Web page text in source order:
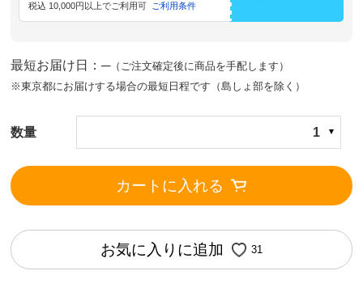
税込 10,000円以上でご利用可
ご利用条件
最短お届け日：─（ご注文確定後に商品を手配します）
※東京都にお届けする場合の最短日程です（島しょ部を除く）
数量 1
カートに入れる
お気に入りに追加 31